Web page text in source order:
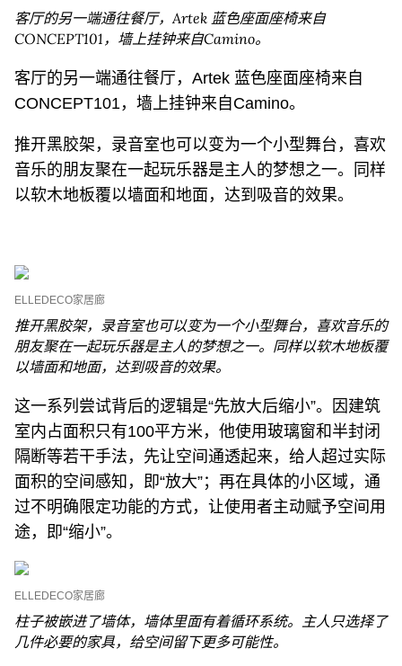
客厅的另一端通往餐厅，Artek 蓝色座面座椅来自
CONCEPT101，墙上挂钟来自Camino。
客厅的另一端通往餐厅，Artek 蓝色座面座椅来自
CONCEPT101，墙上挂钟来自Camino。
推开黑胶架，录音室也可以变为一个小型舞台，喜欢
音乐的朋友聚在一起玩乐器是主人的梦想之一。同样
以软木地板覆以墙面和地面，达到吸音的效果。
ELLEDECO家居廊
推开黑胶架，录音室也可以变为一个小型舞台，喜欢音乐的
朋友聚在一起玩乐器是主人的梦想之一。同样以软木地板覆
以墙面和地面，达到吸音的效果。
这一系列尝试背后的逻辑是“先放大后缩小”。因建筑
室内占面积只有100平方米，他使用玻璃窗和半封闭
隔断等若干手法，先让空间通透起来，给人超过实际
面积的空间感知，即“放大”；再在具体的小区域，通
过不明确限定功能的方式，让使用者主动赋予空间用
途，即“缩小”。
ELLEDECO家居廊
柱子被嵌进了墙体，墙体里面有着循环系统。主人只选择了
几件必要的家具，给空间留下更多可能性。